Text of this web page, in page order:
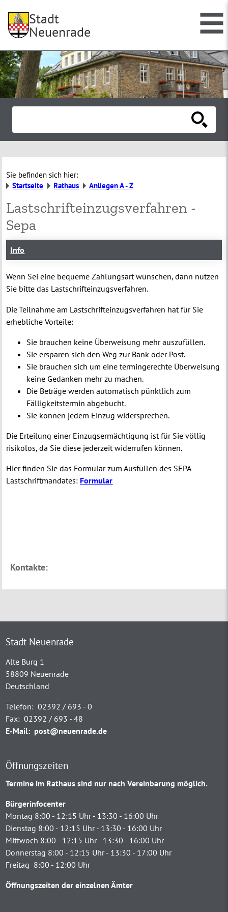
Stadt
Neuenrade
Sie befinden sich hier:
Startseite
Rathaus Anliegen A - Z
Lastschrifteinzugsverfahren -
Sepa
Info
Wenn Sei eine bequeme Zahlungsart wünschen, dann nutzen
Sie bitte das Lastschrifteinzugsverfahren.
Die Teilnahme am Lastschrifteinzugsverfahren hat für Sie
erhebliche Vorteile:
Sie brauchen keine Überweisung mehr auszufüllen.
Sie ersparen sich den Weg zur Bank oder Post.
Sie brauchen sich um eine termingerechte Überweisung
keine Gedanken mehr zu machen.
Die Beträge werden automatisch pünktlich zum
Fälligkeitstermin abgebucht.
Sie können jedem Einzug widersprechen.
Die Erteilung einer Einzugsermächtigung ist für Sie völlig
risikolos, da Sie diese jederzeit widerrufen können.
Hier finden Sie das Formular zum Ausfüllen des SEPA-
Lastschriftmandates: Formular
Kontakte:
Stadt Neuenrade
Alte Burg 1
58809 Neuenrade
Deutschland
Telefon: 02392 / 693 - 0
Fax: 02392 / 693 - 48
E-Mail: post@neuenrade.de
Öffnungszeiten
Termine im Rathaus sind nur nach Vereinbarung möglich.
Bürgerinfocenter
Montag 8:00 - 12:15 Uhr - 13:30 - 16:00 Uhr
Dienstag 8:00 - 12:15 Uhr - 13:30 - 16:00 Uhr
Mittwoch 8:00 - 12:15 Uhr - 13:30 - 16:00 Uhr
Donnerstag 8:00 - 12:15 Uhr - 13:30 - 17:00 Uhr
Freitag 8:00 - 12:00 Uhr
Öffnungszeiten der einzelnen Ämter